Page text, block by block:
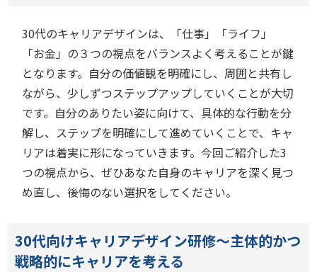
30代のキャリアデザインは、「仕事」「ライフ」
「お金」の３つの視点をバランスよく考えることが鍵
となります。自分の価値観を明確にし、周囲と共有し
ながら、少しずつステップアップしていくことが大切
です。自分のありたい姿に向けて、具体的な行動を分
解し、ステップを明確にして進めていくことで、キャ
リアは着実に形になっていきます。今回ご紹介した3
つの視点から、ぜひあなた自身のキャリアを深く見つ
め直し、後悔のない選択をしてください。
30代向けキャリアデザイン研修～主体的かつ
戦略的にキャリアを考える